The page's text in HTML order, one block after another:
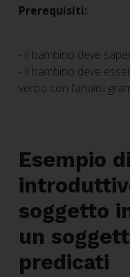
Prerequisiti:
- il bambino deve
- il bambino deve
verbo con l’analisi
Esempio
soggetto
un
predicati